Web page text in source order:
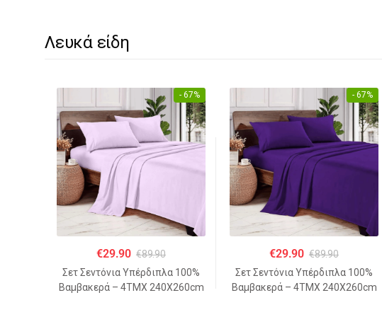
Λευκά είδη
- 67%
€29.90 €89.90
Σετ Σεντόνια Υπέρδιπλα 100%
Βαμβακερά – 4ΤΜΧ 240Χ260cm
- 67%
€29.90 €89.90
Σετ Σεντόνια Υπέρδιπλα 100%
Βαμβακερά – 4ΤΜΧ 240Χ260cm